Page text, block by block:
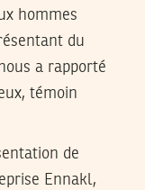
hommes
du
a rapporté
témoin
de
Ennakl,